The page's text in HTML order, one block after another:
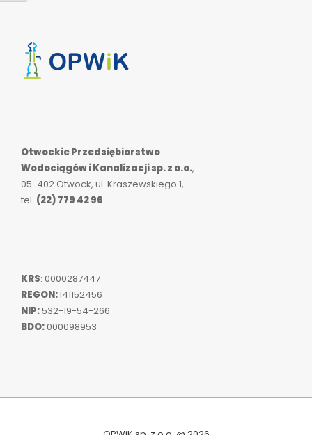
Otwockie Przedsiębiorstwo
Wodociągów i Kanalizacji sp. z o.o.,
05-402 Otwock, ul. Kraszewskiego 1,
tel. (22) 779 42 96
KRS: 0000287447
REGON:141152456
NIP:532-19-54-266
BDO:000098953